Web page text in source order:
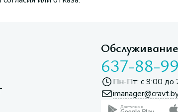
637-88-99
Пн-Пт: с 9:00 до